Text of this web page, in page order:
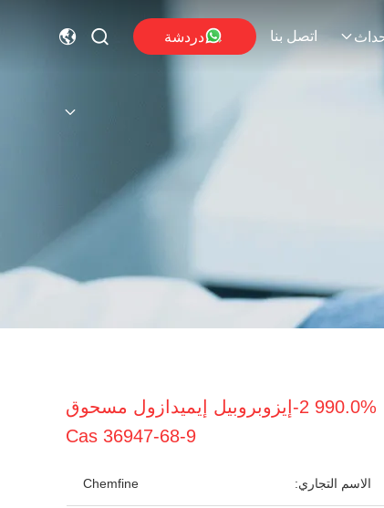
اتصل بنا دردشة
990.0% 2-إيزوبروبيل إيميدازول مسحوق
Cas 36947-68-9
الاسم التجاري: Chemfine